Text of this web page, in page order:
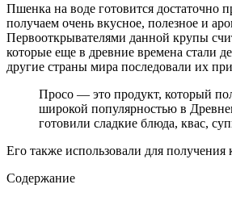
Пшенка на воде готовится достаточно
получаем очень вкусное, полезное и
Первооткрывателями данной крупы
которые еще в древние времена стали
другие страны мира последовали их
Просо — это продукт, который
широкой популярностью в
готовили сладкие блюда, квас,
Его также использовали для получения
Содержание